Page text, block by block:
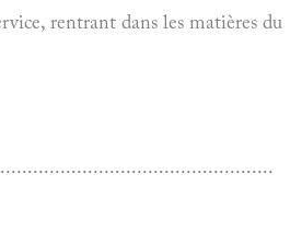
rentrant dans les matières du